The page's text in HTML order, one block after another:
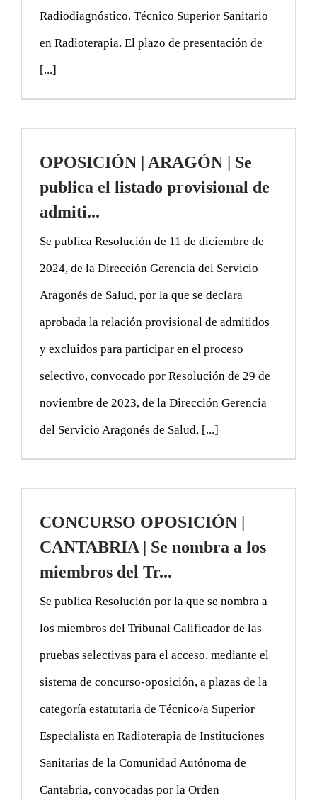
Radiodiagnóstico. Técnico Superior Sanitario
en Radioterapia. El plazo de presentación de
[...]
OPOSICIÓN | ARAGÓN | Se
publica el listado provisional de
admiti...
Se publica Resolución de 11 de diciembre de
2024, de la Dirección Gerencia del Servicio
Aragonés de Salud, por la que se declara
aprobada la relación provisional de admitidos
y excluidos para participar en el proceso
selectivo, convocado por Resolución de 29 de
noviembre de 2023, de la Dirección Gerencia
del Servicio Aragonés de Salud, [...]
CONCURSO OPOSICIÓN |
CANTABRIA | Se nombra a los
miembros del Tr...
Se publica Resolución por la que se nombra a
los miembros del Tribunal Calificador de las
pruebas selectivas para el acceso, mediante el
sistema de concurso-oposición, a plazas de la
categoría estatutaria de Técnico/a Superior
Especialista en Radioterapia de Instituciones
Sanitarias de la Comunidad Autónoma de
Cantabria, convocadas por la Orden